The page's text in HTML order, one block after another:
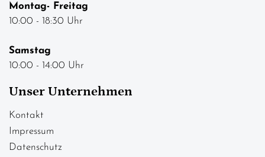
Montag- Freitag
10:00 - 18:30 Uhr
Samstag
10:00 - 14:00 Uhr
Unser Unternehmen
Kontakt
Impressum
Datenschutz